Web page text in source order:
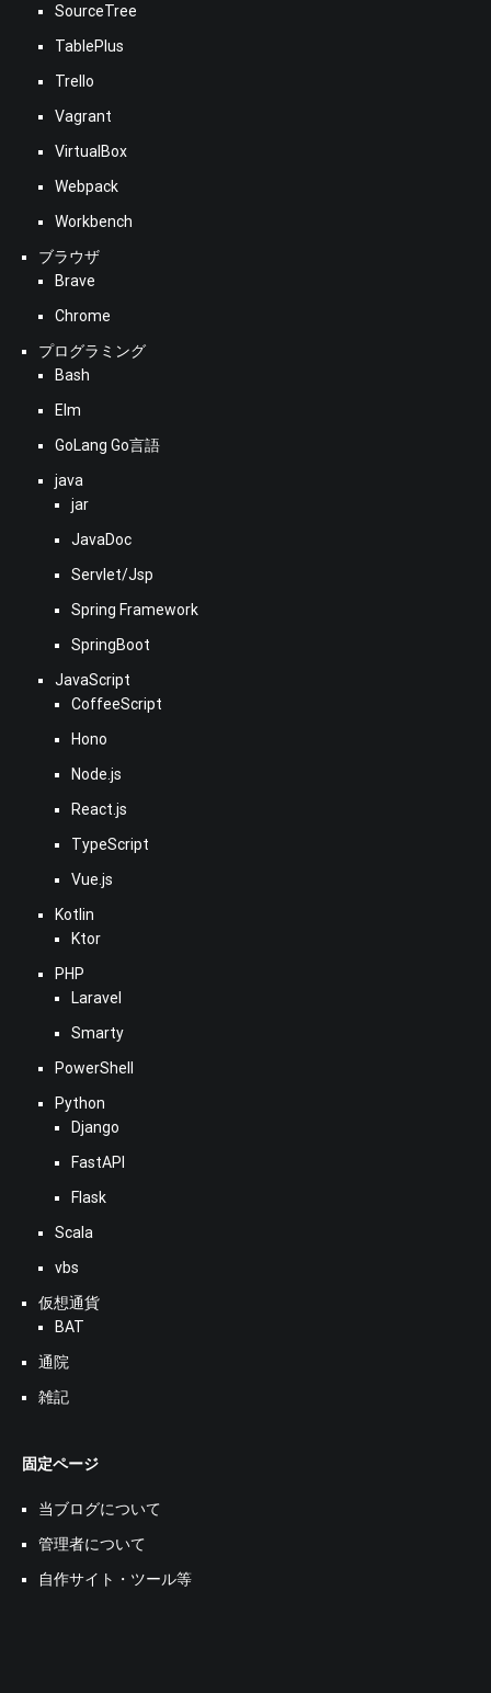
SourceTree
TablePlus
Trello
Vagrant
VirtualBox
Webpack
Workbench
ブラウザ
Brave
Chrome
プログラミング
Bash
Elm
GoLang Go言語
java
jar
JavaDoc
Servlet/Jsp
Spring Framework
SpringBoot
JavaScript
CoffeeScript
Hono
Node.js
React.js
TypeScript
Vue.js
Kotlin
Ktor
PHP
Laravel
Smarty
PowerShell
Python
Django
FastAPI
Flask
Scala
vbs
仮想通貨
BAT
通院
雑記
固定ページ
当ブログについて
管理者について
自作サイト・ツール等